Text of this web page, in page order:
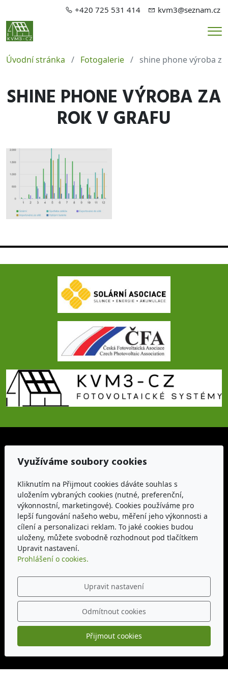
+420 725 531 414 kvm3@seznam.cz
Úvodní stránka Fotogalerie shine phone výroba
SHINE PHONE VÝROBA ZA
ROK V GRAFU
Adresa
KVM3-CZ, spol. s r.o.
Pionýrů 721, 783 91 Uničov, okres Olomouc
Kontakt
kvm3@seznam.cz
Otevírací doba
PO - PÁ: 09:00 - 17:00
Sledujte nás
https://www.eko-adepto.cz/
Využíváme soubory cookies
Kliknutím na Přijmout cookies dáváte souhlas s
uložením vybraných cookies (nutné, preferenční,
výkonnostní, marketingové). Cookies používáme pro
lepší fungování našeho webu, měření jeho výkonnosti a
cílení a personalizaci reklam. To jaké cookies budou
uloženy, můžete svobodně rozhodnout pod tlačítkem
Upravit nastavení.
Prohlášení o cookies.
Upravit nastavení
Odmítnout cookies
Přijmout cookies